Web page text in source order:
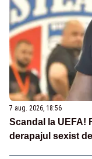
7 aug. 2026, 18:56
Scandal la UEFA!
derapajul sexist